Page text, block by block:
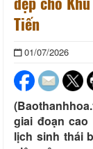
Tiến
01/07/2026
giai đoạn
lịch sinh thái